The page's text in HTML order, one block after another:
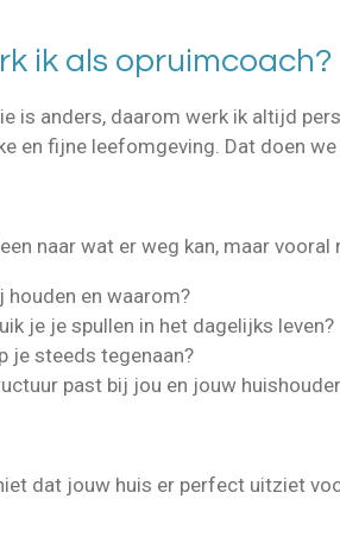
ik als opruimcoach?
is anders, daarom werk ik altijd
en fijne leefomgeving. Dat doen
naar wat er weg kan, maar vooral
houden en waarom?
je je spullen in het dagelijks leven?
je steeds tegenaan?
past bij jou en jouw
dat jouw huis er perfect uitziet